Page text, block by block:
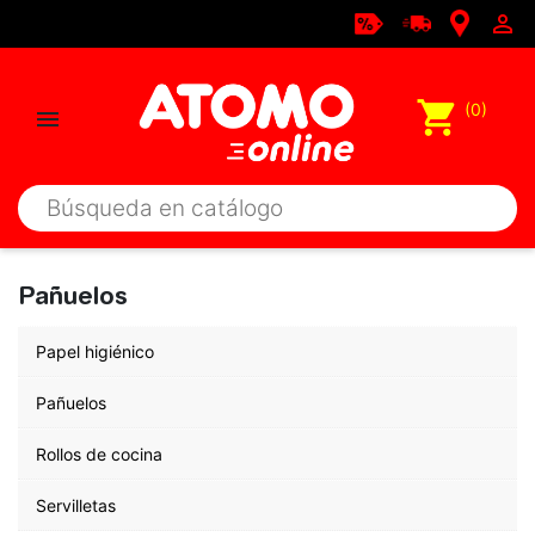

 shopping_cart (0)
Pañuelos
Papel higiénico
Pañuelos
Rollos de cocina
Servilletas